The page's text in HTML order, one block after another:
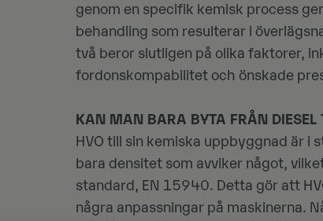
genom en specifik kemisk process
behandling som resulterar i
två beror slutligen på olika faktorer,
fordonskompabilitet och önskade
KAN MAN BARA BYTA FRÅN
HVO till sin kemiska uppbyggnad är i
bara densitet som avviker något,
standard, EN 15940. Detta gör att
några anpassningar på maskinerna.